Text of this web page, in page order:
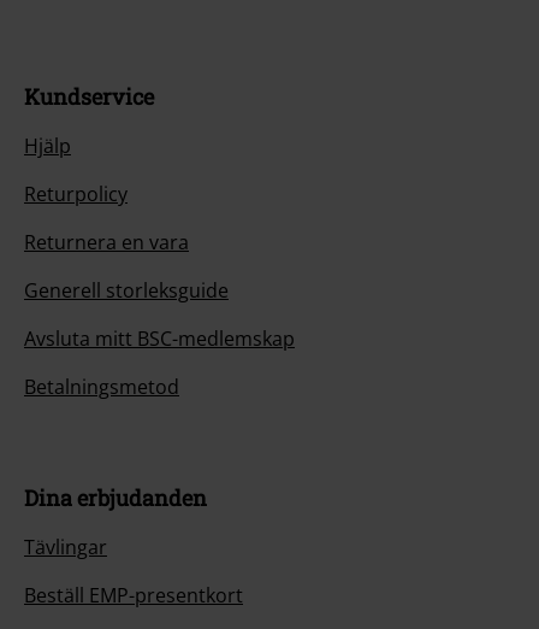
Kundservice
Hjälp
Returpolicy
Returnera en vara
Generell storleksguide
Avsluta mitt BSC-medlemskap
Betalningsmetod
Dina erbjudanden
Tävlingar
Beställ EMP-presentkort